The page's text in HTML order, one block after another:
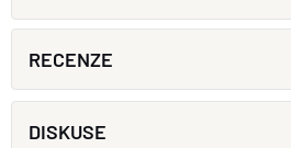
RECENZE
DISKUSE